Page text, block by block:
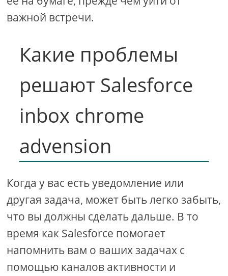
важной встречи.
Какие проблемы
решают Salesforce
inbox chrome
advension
Когда у вас есть уведомление или
другая задача, может быть легко забыть,
что вы должны сделать дальше. В то
время как Salesforce помогает
напомнить вам о ваших задачах с
помощью каналов активности и